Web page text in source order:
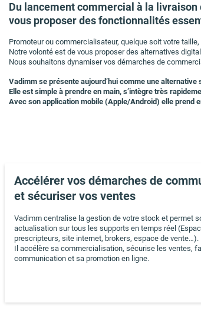
Du lancement commercial à la
vous proposer des fonctionnalités
Promoteur ou commercialisateur, quelque soit votre
Notre volonté est de vous proposer des alternatives
Nous souhaitons dynamiser vos démarches de
Vadimm se présente aujourd’hui comme une
Elle est simple à prendre en main, s’intègre très
Avec son application mobile (Apple/Android) elle prend
Accélérer vos démarches de
et sécuriser vos ventes
Vadimm centralise la gestion de votre stock et permet
actualisation sur tous les supports en temps réel
prescripteurs, site internet, brokers, espace de vente…).
Il accélère sa commercialisation, sécurise les ventes,
communication et sa promotion en ligne.